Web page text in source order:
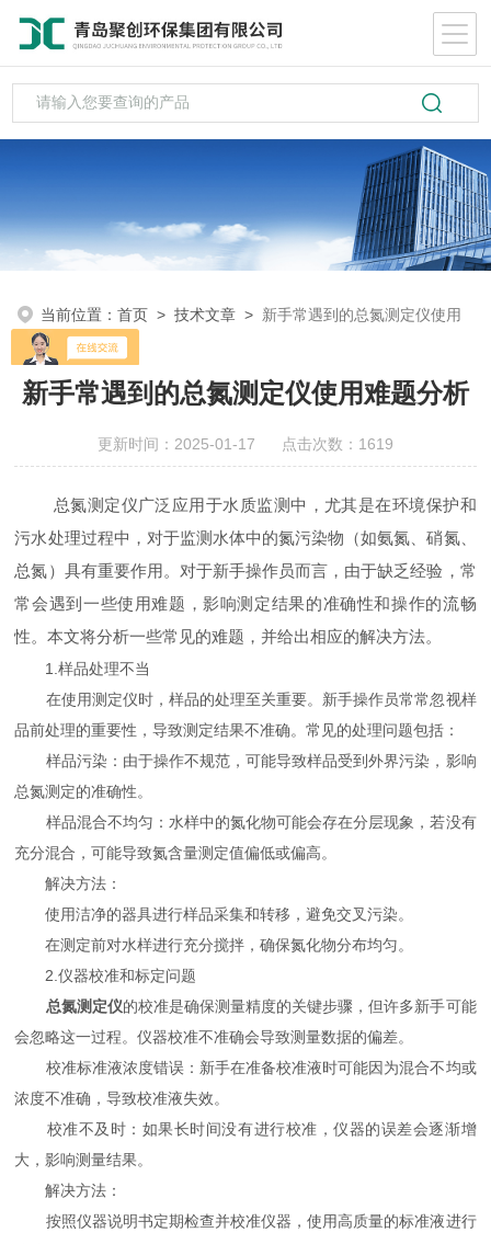
当前位置：首页 >技术文章 > 新手常遇到的总氮测定仪使用
难题分析
新手常遇到的总氮测定仪使用难题分析
更新时间：2025-01-17 点击次数：1619
总氮测定仪广泛应用于水质监测中，尤其是在环境保护和
污水处理过程中，对于监测水体中的氮污染物（如氨氮、硝氮、
总氮）具有重要作用。对于新手操作员而言，由于缺乏经验，常
常会遇到一些使用难题，影响测定结果的准确性和操作的流畅
性。本文将分析一些常见的难题，并给出相应的解决方法。
1.样品处理不当
在使用测定仪时，样品的处理至关重要。新手操作员常常忽视样
品前处理的重要性，导致测定结果不准确。常见的处理问题包括：
样品污染：由于操作不规范，可能导致样品受到外界污染，影响
总氮测定的准确性。
样品混合不均匀：水样中的氮化物可能会存在分层现象，若没有
充分混合，可能导致氮含量测定值偏低或偏高。
解决方法：
使用洁净的器具进行样品采集和转移，避免交叉污染。
在测定前对水样进行充分搅拌，确保氮化物分布均匀。
2.仪器校准和标定问题
总氮测定仪的校准是确保测量精度的关键步骤，但许多新手可能
会忽略这一过程。仪器校准不准确会导致测量数据的偏差。
校准标准液浓度错误：新手在准备校准液时可能因为混合不均或
浓度不准确，导致校准液失效。
校准不及时：如果长时间没有进行校准，仪器的误差会逐渐增
大，影响测量结果。
解决方法：
按照仪器说明书定期检查并校准仪器，使用高质量的标准液进行